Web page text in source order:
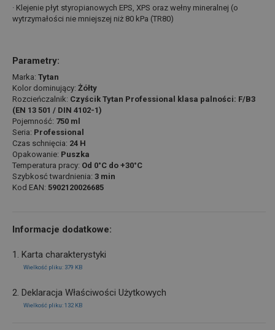
· Klejenie płyt styropianowych EPS, XPS oraz wełny mineralnej (o
wytrzymałości nie mniejszej niż 80 kPa (TR80)
Parametry:
Marka: Tytan
Kolor dominujący: Żółty
Rozcieńczalnik: Czyścik Tytan Professional klasa palności: F/B3
(EN 13 501 / DIN 4102-1)
Pojemność: 750 ml
Seria: Professional
Czas schnięcia: 24 H
Opakowanie: Puszka
Temperatura pracy: Od 0°C do +30°C
Szybkosć twardnienia: 3 min
Kod EAN: 5902120026685
Informacje dodatkowe:
1. Karta charakterystyki
Wielkość pliku: 379 KB
2. Deklaracja Właściwości Użytkowych
Wielkość pliku: 132 KB